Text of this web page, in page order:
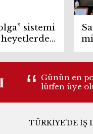
sistemi
Günün en
lütfen üye
TÜRKIYE'DE İŞ